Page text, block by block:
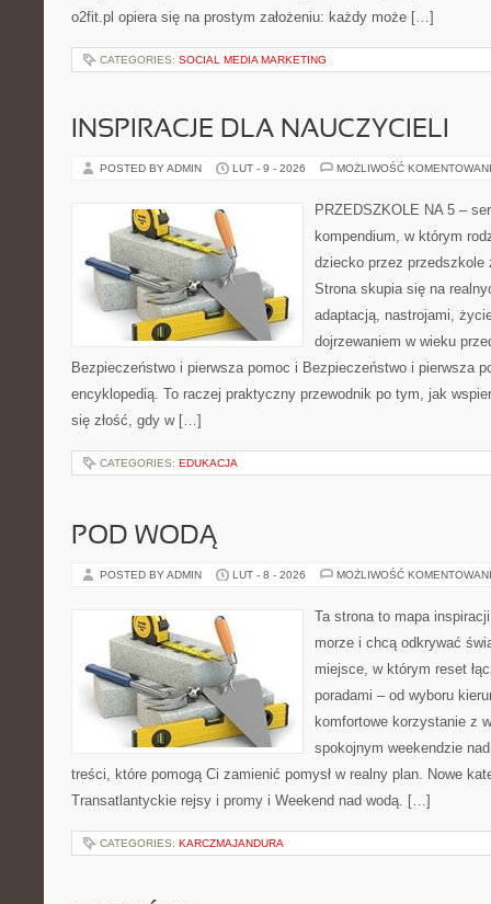
o2fit.pl opiera się na prostym założeniu: każdy może […]
CATEGORIES: SOCIAL MEDIA MARKETING
INSPIRACJE DLA NAUCZYCIELI
POSTED BY ADMIN LUT - 9 - 2026 MOŻLIWOŚĆ
PRZEDSZKOLE NA 5 –
kompendium, w którym
dziecko przez przedszkole
Strona skupia się na
adaptacją, nastrojami,
dojrzewaniem w wieku
Bezpieczeństwo i pierwsza pomoc i Bezpieczeństwo i pierwsza
encyklopedią. To raczej praktyczny przewodnik po tym, jak
się złość, gdy w […]
CATEGORIES: EDUKACJA
POD WODĄ
POSTED BY ADMIN LUT - 8 - 2026 MOŻLIWOŚĆ
Ta strona to mapa
morze i chcą odkrywać
miejsce, w którym reset
poradami – od wyboru
komfortowe korzystanie z
spokojnym weekendzie
treści, które pomogą Ci zamienić pomysł w realny plan. Nowe
Transatlantyckie rejsy i promy i Weekend nad wodą. […]
CATEGORIES: KARCZMAJANDURA